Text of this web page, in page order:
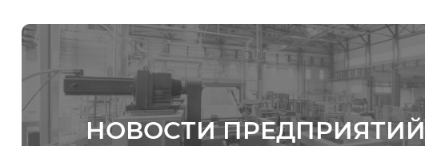
НОВОСТИ ПРЕДПРИЯТИЙ